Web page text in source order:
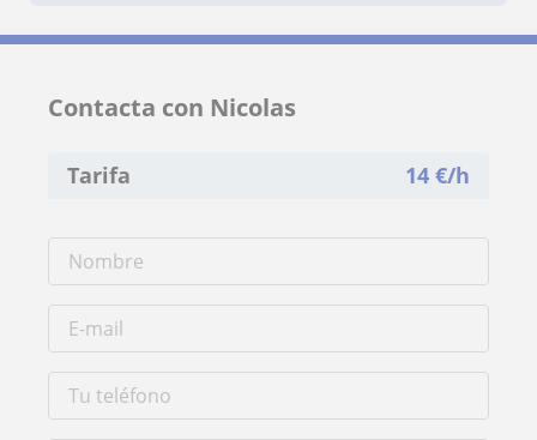
Contacta con Nicolas
Tarifa 14 €/h